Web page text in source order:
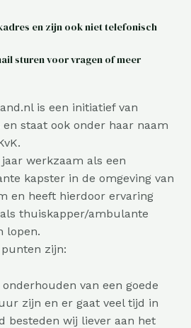
en zijn ook niet telefonisch
sturen voor vragen of meer
is een initiatief van
staat ook onder haar naam
werkzaam als een
kapster in de omgeving van
en heeft hierdoor ervaring
thuiskapper/ambulante
lopen.
zijn:
van een goede
zijn en er gaat veel tijd in
besteden wij liever aan het